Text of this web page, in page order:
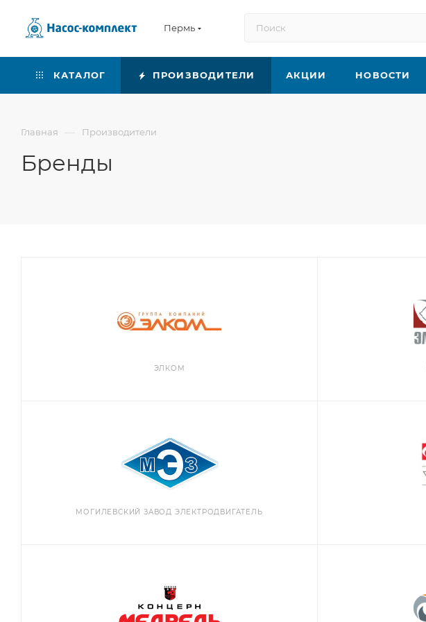
Пермь
КАТАЛОГ ПРОИЗВОДИТЕЛИ АКЦИИ НОВОСТИ
Главная — Производители
Бренды
ЭЛКОМ
МОГИЛЕВСКИЙ ЗАВОД ЭЛЕКТРОДВИГАТЕЛЬ